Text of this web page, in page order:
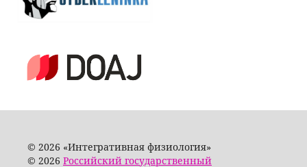
© 2026 «Интегративная физиология»
© 2026 Российский государственный